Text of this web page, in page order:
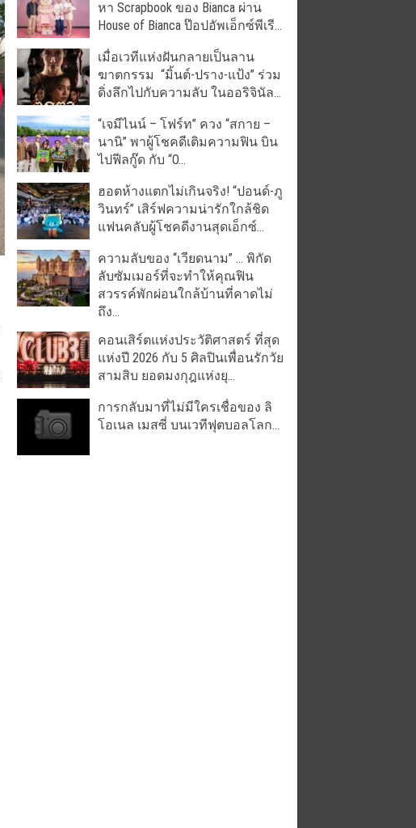
หา Scrapbook ของ Bianca ผ่าน
House of Bianca ป๊อปอัพเอ็กซ์พีเรี...
เมื่อเวทีแห่งฝันกลายเป็นลาน
ฆาตกรรม “มิ้นต์-ปราง-แป้ง” ร่วม
ดิ่งลึกไปกับความลับ ในออริจินัล...
“เจมีไนน์ – โฟร์ท” ควง “สกาย –
นานิ” พาผู้โชคดีเติมความฟิน บิน
ไปฟีลกู๊ด กับ “O...
ฮอตห้างแตกไม่เกินจริง! “ปอนด์-ภู
วินทร์” เสิร์ฟความน่ารักใกล้ชิด
แฟนคลับผู้โชคดีงานสุดเอ็กซ์...
ความลับของ “เวียดนาม” … พิกัด
ลับซัมเมอร์ที่จะทำให้คุณฟิน
สวรรค์พักผ่อนใกล้บ้านที่คาดไม่
ถึง...
คอนเสิร์ตแห่งประวัติศาสตร์ ที่สุด
แห่งปี 2026 กับ 5 ศิลปินเพื่อนรักวัย
สามสิบ ยอดมงกุฎแห่งยุ...
การกลับมาที่ไม่มีใครเชื่อของ ลิ
โอเนล เมสซี่ บนเวทีฟุตบอลโลก...